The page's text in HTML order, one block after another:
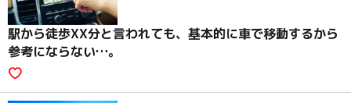
駅から徒歩XX分と言われても、基本的に車で移動するから
参考にならない…。